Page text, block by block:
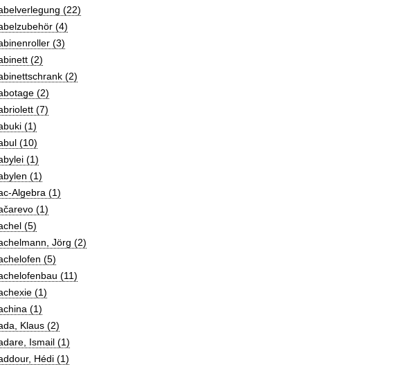
(22)
(4)
(3)
(2)
(2)
(2)
(7)
(1)
(10)
(1)
(1)
Algebra (1)
(1)
(5)
Jörg (2)
(5)
(11)
(1)
(1)
Klaus (2)
Ismail (1)
Hédi (1)